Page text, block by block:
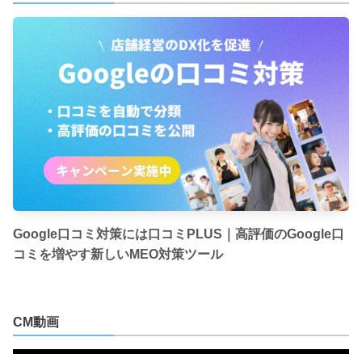
Google口コミ対策には口コミPLUS｜高評価のGoogle口
コミを増やす新しいMEO対策ツール
CM動画